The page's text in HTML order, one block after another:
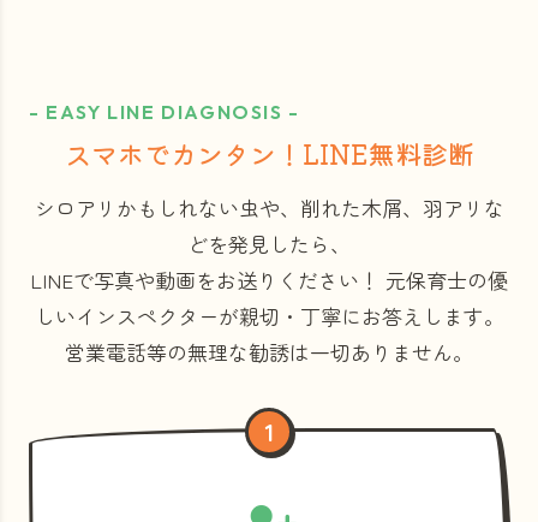
- EASY LINE DIAGNOSIS -
スマホでカンタン！LINE無料診断
シロアリかもしれない虫や、削れた木屑、羽アリな
どを発見したら、
LINEで写真や動画をお送りください！ 元保育士の優
しいインスペクターが親切・丁寧にお答えします。
営業電話等の無理な勧誘は一切ありません。
1